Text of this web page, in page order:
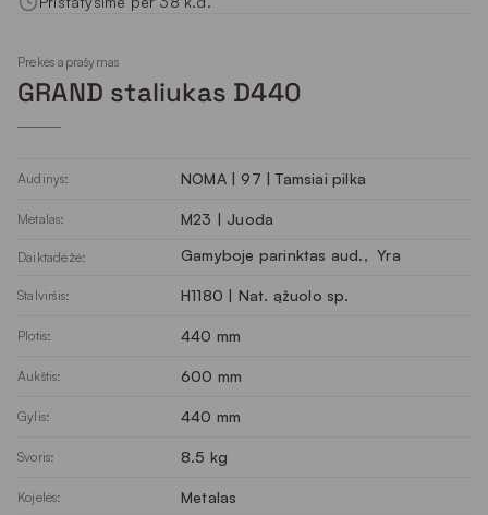
Prekės aprašymas
GRAND staliukas D440
Audinys: NOMA | 97 | Tamsiai pilka
Metalas: M23 | Juoda
Daiktadėžė: Gamyboje parinktas aud., Yra
Stalviršis: H1180 | Nat. ąžuolo sp.
Plotis: 440 mm
Aukštis: 600 mm
Gylis: 440 mm
Svoris: 8.5 kg
Kojelės: Metalas